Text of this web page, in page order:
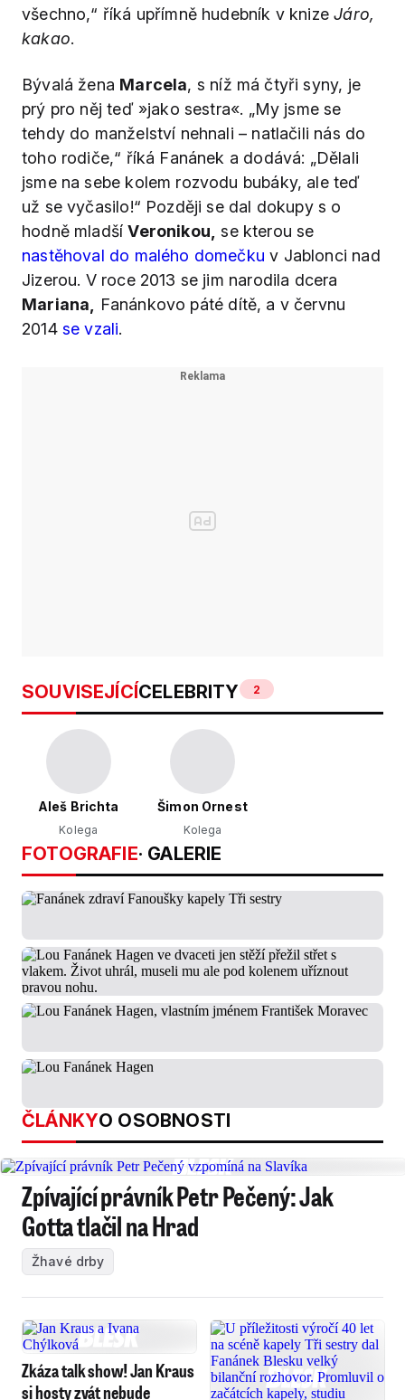
všechno,“ říká upřímně hudebník v knizeJáro,
kakao.
Bývalá žena Marcela, s níž má čtyři syny, je
prý pro něj teď »jako sestra«. „My jsme se
tehdy do manželství nehnali – natlačili nás do
toho rodiče,“ říká Fanánek a dodává: „Dělali
jsme na sebe kolem rozvodu bubáky, ale teď
už se vyčasilo!“ Později se dal dokupy s o
hodně mladšíVeronikou, se kterou se
nastěhoval do malého domečku v Jablonci nad
Jizerou. V roce 2013 se jim narodila dcera
Mariana,
Fanánkovo páté dítě, a v červnu
2014 se vzali.
SOUVISEJÍCÍCELEBRITY 2
Aleš Brichta
Kolega
Šimon Ornest
Kolega
FOTOGRAFIE· GALERIE
ČLÁNKYO OSOBNOSTI
Zpívající právník Petr Pečený: Jak
Gotta tlačil na Hrad
Žhavé drby
Zkáza talk show! Jan Kraus
si hosty zvát nebude